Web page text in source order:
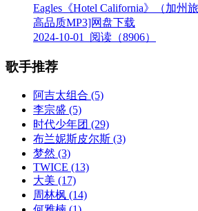
Eagles《Hotel California》（加州
高品质MP3]网盘下载
2024-10-01
阅读（8906）
歌手推荐
阿吉太组合 (5)
李宗盛 (5)
时代少年团 (29)
布兰妮斯皮尔斯 (3)
梦然 (3)
TWICE (13)
大美 (17)
周林枫 (14)